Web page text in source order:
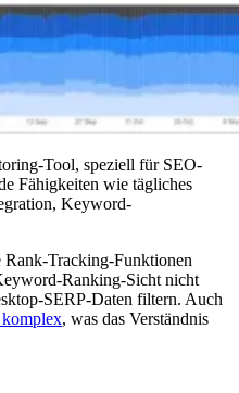
Tool, speziell für SEO-
Fähigkeiten wie tägliches
Keyword-
Rank-Tracking-Funktionen
Ranking-Sicht nicht
SERP-Daten filtern. Auch
komplex, was das Verständnis